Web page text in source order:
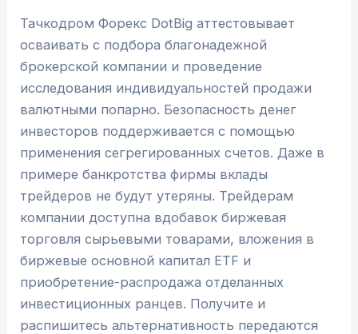
Тачкодром Форекс DotBig аттестовывает
осваивать с подбора благонадежной
брокерской компании и проведение
исследования индивидуальностей продажи
валютными попарно. Безопасность денег
инвесторов поддерживается с помощью
применения сегрегированных счетов. Даже в
примере банкротства фирмы вклады
трейдеров не будут утеряны. Трейдерам
компании доступна вдобавок биржевая
торговля сырьевыми товарами, вложения в
биржевые основной капитал ETF и
приобретение-распродажа отделанных
инвестиционных ранцев. Получите и
распишитесь альтернативность передаются